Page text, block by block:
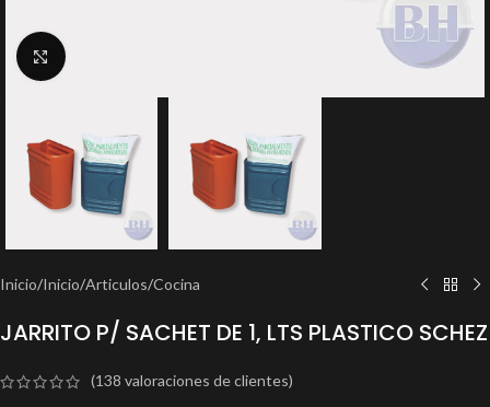
Clic para ampliar
Inicio/Inicio/Articulos/Cocina
JARRITO P/ SACHET DE 1, LTS PLASTICO SCHEZ
(138 valoraciones de clientes)